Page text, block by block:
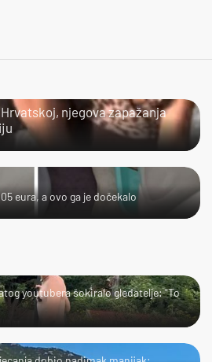
njegova zapažanja
eura, a ovo ga je dočekalo
youtubera šokiralo gledatelje: "To